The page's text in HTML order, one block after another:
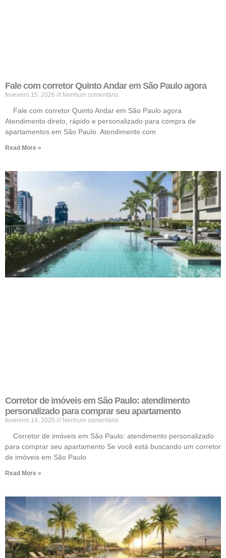
Fale com corretor Quinto Andar em São Paulo agora
fevereiro 15, 2026 Nenhum comentário
Fale com corretor Quinto Andar em São Paulo agora
Atendimento direto, rápido e personalizado para compra de
apartamentos em São Paulo. Atendimento com
Read More »
Corretor de imóveis em São Paulo: atendimento
personalizado para comprar seu apartamento
fevereiro 14, 2026 Nenhum comentário
Corretor de imóveis em São Paulo: atendimento personalizado
para comprar seu apartamento Se você está buscando um corretor
de imóveis em São Paulo
Read More »